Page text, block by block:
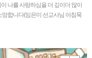
나를 사랑하심을 더 깊이더 많이
합니다(임은미 선교사님 아침묵